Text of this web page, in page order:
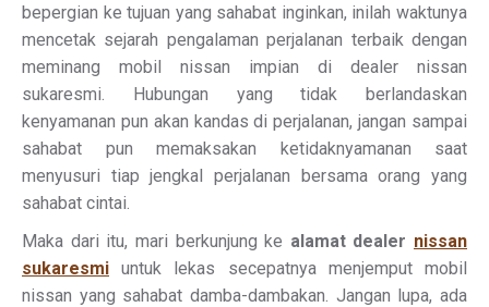
bepergian ke tujuan yang sahabat inginkan, inilah waktunya
mencetak sejarah pengalaman perjalanan terbaik dengan
meminang mobil nissan impian di dealer nissan
sukaresmi. Hubungan yang tidak berlandaskan
kenyamanan pun akan kandas di perjalanan, jangan sampai
sahabat pun memaksakan ketidaknyamanan saat
menyusuri tiap jengkal perjalanan bersama orang yang
sahabat cintai.
Maka dari itu, mari berkunjung ke alamat dealer nissan
sukaresmi untuk lekas secepatnya menjemput mobil
nissan yang sahabat damba-dambakan. Jangan lupa, ada